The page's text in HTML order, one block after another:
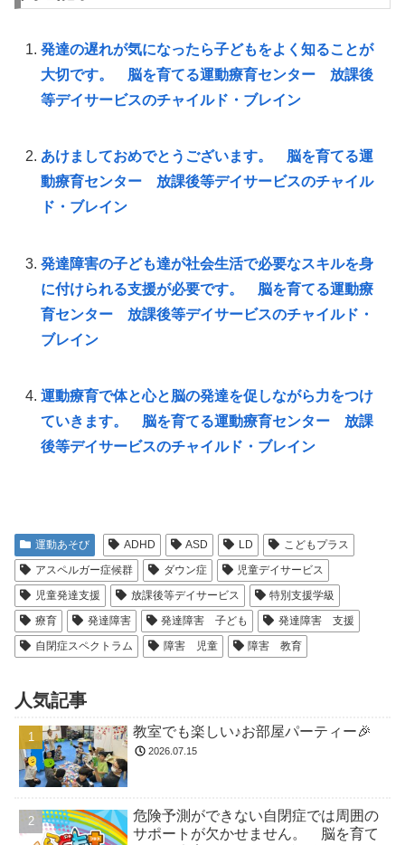
発達の遅れが気になったら子どもをよく知ることが
大切です。 脳を育てる運動療育センター 放課後
等デイサービスのチャイルド・ブレイン
あけましておめでとうございます。 脳を育てる運
動療育センター 放課後等デイサービスのチャイル
ド・ブレイン
発達障害の子ども達が社会生活で必要なスキルを身
に付けられる支援が必要です。 脳を育てる運動療
育センター 放課後等デイサービスのチャイルド・
ブレイン
運動療育で体と心と脳の発達を促しながら力をつけ
ていきます。 脳を育てる運動療育センター 放課
後等デイサービスのチャイルド・ブレイン
運動あそび ADHD ASD LD
こどもプラス
アスペルガー症候群
ダウン症
児童デイサービス
児童発達支援
放課後等デイサービス
特別支援学級
療育
発達障害 発達障害 子ども
発達障害 支援
自閉症スペクトラム
障害 児童 障害 教育
人気記事
教室でも楽しい♪お部屋パーティー🎉
2026.07.15
危険予測ができない自閉症では周囲の
サポートが欠かせません。 脳を育て